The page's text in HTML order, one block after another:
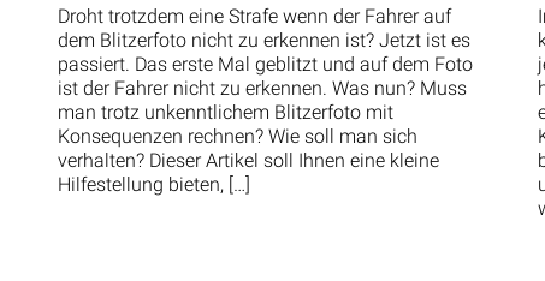
Droht trotzdem eine Strafe wenn der Fahrer auf
dem Blitzerfoto nicht zu erkennen ist? Jetzt ist es
passiert. Das erste Mal geblitzt und auf dem Foto
ist der Fahrer nicht zu erkennen. Was nun? Muss
man trotz unkenntlichem Blitzerfoto mit
Konsequenzen rechnen? Wie soll man sich
verhalten? Dieser Artikel soll Ihnen eine kleine
Hilfestellung bieten, […]